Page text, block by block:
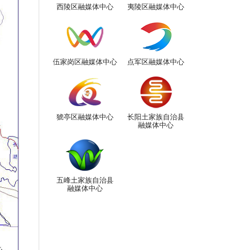
西陵区融媒体中心 夷陵区融媒体中心
伍家岗区融媒体中心 点军区融媒体中心
猇亭区融媒体中心
长阳土家族自治县
融媒体中心
五峰土家族自治县
融媒体中心